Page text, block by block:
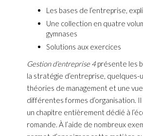
Les bases de l’entreprise,
Une collection en quatre
gymnases
Solutions aux exercices
Gestion d’entreprise 4présente les
la stratégie d’entreprise, quelques-
théories de management et une vue
différentes formes d’organisation.
un chapitre entièrement dédié à
romande. À l’aide de nombreux